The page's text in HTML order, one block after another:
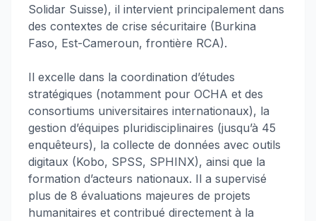
Solidar Suisse), il intervient principalement dans
des contextes de crise sécuritaire (Burkina
Faso, Est-Cameroun, frontière RCA).
Il excelle dans la coordination d’études
stratégiques (notamment pour OCHA et des
consortiums universitaires internationaux), la
gestion d’équipes pluridisciplinaires (jusqu’à 45
enquêteurs), la collecte de données avec outils
digitaux (Kobo, SPSS, SPHINX), ainsi que la
formation d’acteurs nationaux. Il a supervisé
plus de 8 évaluations majeures de projets
humanitaires et contribué directement à la